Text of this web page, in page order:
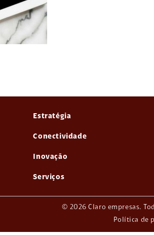
Estratégia
Conectividade
Inovação
Serviços
© 2026 Claro empresas.
Política de